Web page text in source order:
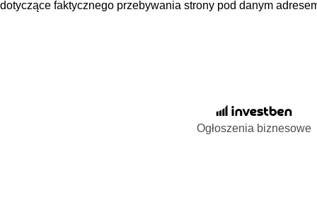
dotyczące faktycznego przebywania strony pod danym
Ogłoszenia biznesowe